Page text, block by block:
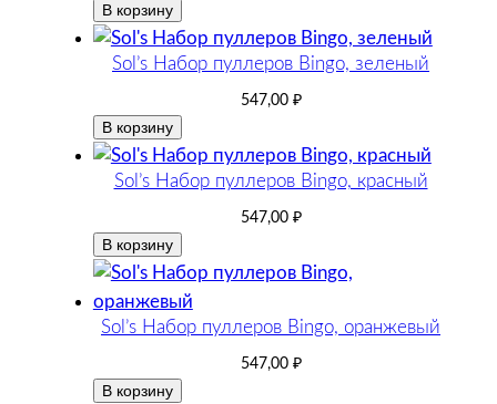
В корзину
Sol’s Набор пуллеров Bingo, зеленый
547,00 ₽
В корзину
Sol’s Набор пуллеров Bingo, красный
547,00 ₽
В корзину
Sol’s Набор пуллеров Bingo, оранжевый
547,00 ₽
В корзину